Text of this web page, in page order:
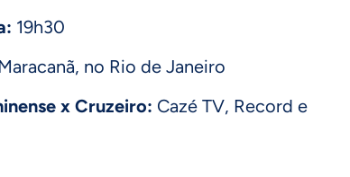
19h30
no Rio de Janeiro
x Cruzeiro: Cazé TV, Record e